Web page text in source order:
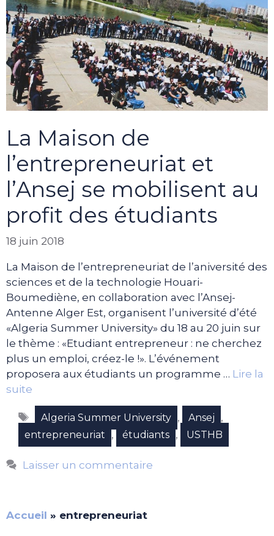
La Maison de
l’entrepreneuriat et
l’Ansej se mobilisent au
profit des étudiants
18 juin 2018
La Maison de l’entrepreneuriat de l’aniversité des
sciences et de la technologie Houari-
Boumediène, en collaboration avec l’Ansej-
Antenne Alger Est, organisent l’université d’été
«Algeria Summer University» du 18 au 20 juin sur
le thème : «Etudiant entrepreneur : ne cherchez
plus un emploi, créez-le !». L’événement
proposera aux étudiants un programme … Lire la
suite
Étiquettes
Algeria Summer University , Ansej ,
entrepreneuriat , étudiants , USTHB
Laisser un commentaire
Accueil » entrepreneuriat